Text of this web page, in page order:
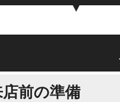
前の準備